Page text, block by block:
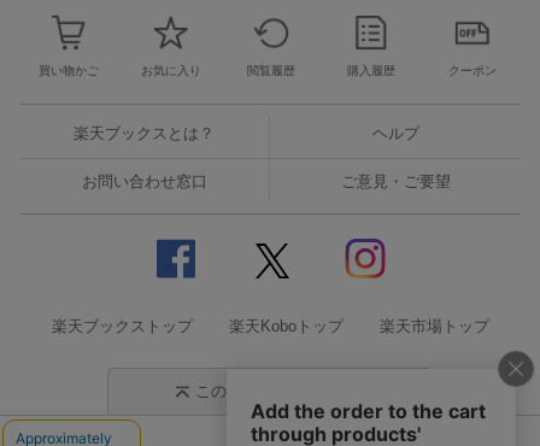
買い物かご お気に入り 閲覧履歴 購入履歴 クーポン
楽天ブックスとは？ ヘルプ
お問い合わせ窓口 ご意見・ご要望
楽天ブックストップ 楽天Koboトップ 楽天市場トップ
このページの先頭に戻る